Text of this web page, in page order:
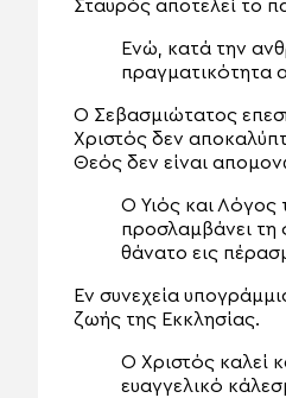
Σταυρός αποτελεί το
Ενώ, κατά την
πραγματικότητα
Ο Σεβασμιώτατος
Χριστός δεν
Θεός δεν είναι
Ο Υιός και Λόγος
προσλαμβάνει τη
θάνατο εις
Εν συνεχεία
ζωής της Εκκλησίας.
Ο Χριστός καλεί
ευαγγελικό